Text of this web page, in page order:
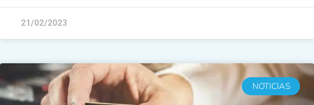
21/02/2023
NOTICIAS